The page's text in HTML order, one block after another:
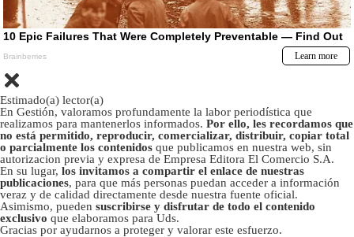
Estimado(a) lector(a)
En Gestión, valoramos profundamente la labor periodística que
realizamos para mantenerlos informados. Por ello, les recordamos que
no está permitido, reproducir, comercializar, distribuir, copiar total
o parcialmente los contenidos que publicamos en nuestra web, sin
autorizacion previa y expresa de Empresa Editora El Comercio S.A.
En su lugar, los invitamos a compartir el enlace de nuestras
publicaciones, para que más personas puedan acceder a información
veraz y de calidad directamente desde nuestra fuente oficial.
Asimismo, pueden suscribirse y disfrutar de todo el contenido
exclusivo que elaboramos para Uds.
Gracias por ayudarnos a proteger y valorar este esfuerzo.